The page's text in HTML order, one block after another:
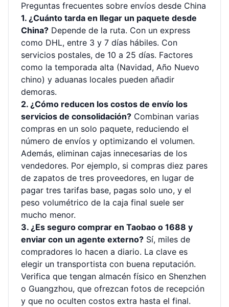
Preguntas frecuentes sobre envíos desde China
1. ¿Cuánto tarda en llegar un paquete desde
China? Depende de la ruta. Con un express
como DHL, entre 3 y 7 días hábiles. Con
servicios postales, de 10 a 25 días. Factores
como la temporada alta (Navidad, Año Nuevo
chino) y aduanas locales pueden añadir
demoras.
2. ¿Cómo reducen los costos de envío los
servicios de consolidación? Combinan varias
compras en un solo paquete, reduciendo el
número de envíos y optimizando el volumen.
Además, eliminan cajas innecesarias de los
vendedores. Por ejemplo, si compras diez pares
de zapatos de tres proveedores, en lugar de
pagar tres tarifas base, pagas solo uno, y el
peso volumétrico de la caja final suele ser
mucho menor.
3. ¿Es seguro comprar en Taobao o 1688 y
enviar con un agente externo? Sí, miles de
compradores lo hacen a diario. La clave es
elegir un transportista con buena reputación.
Verifica que tengan almacén físico en Shenzhen
o Guangzhou, que ofrezcan fotos de recepción
y que no oculten costos extra hasta el final.